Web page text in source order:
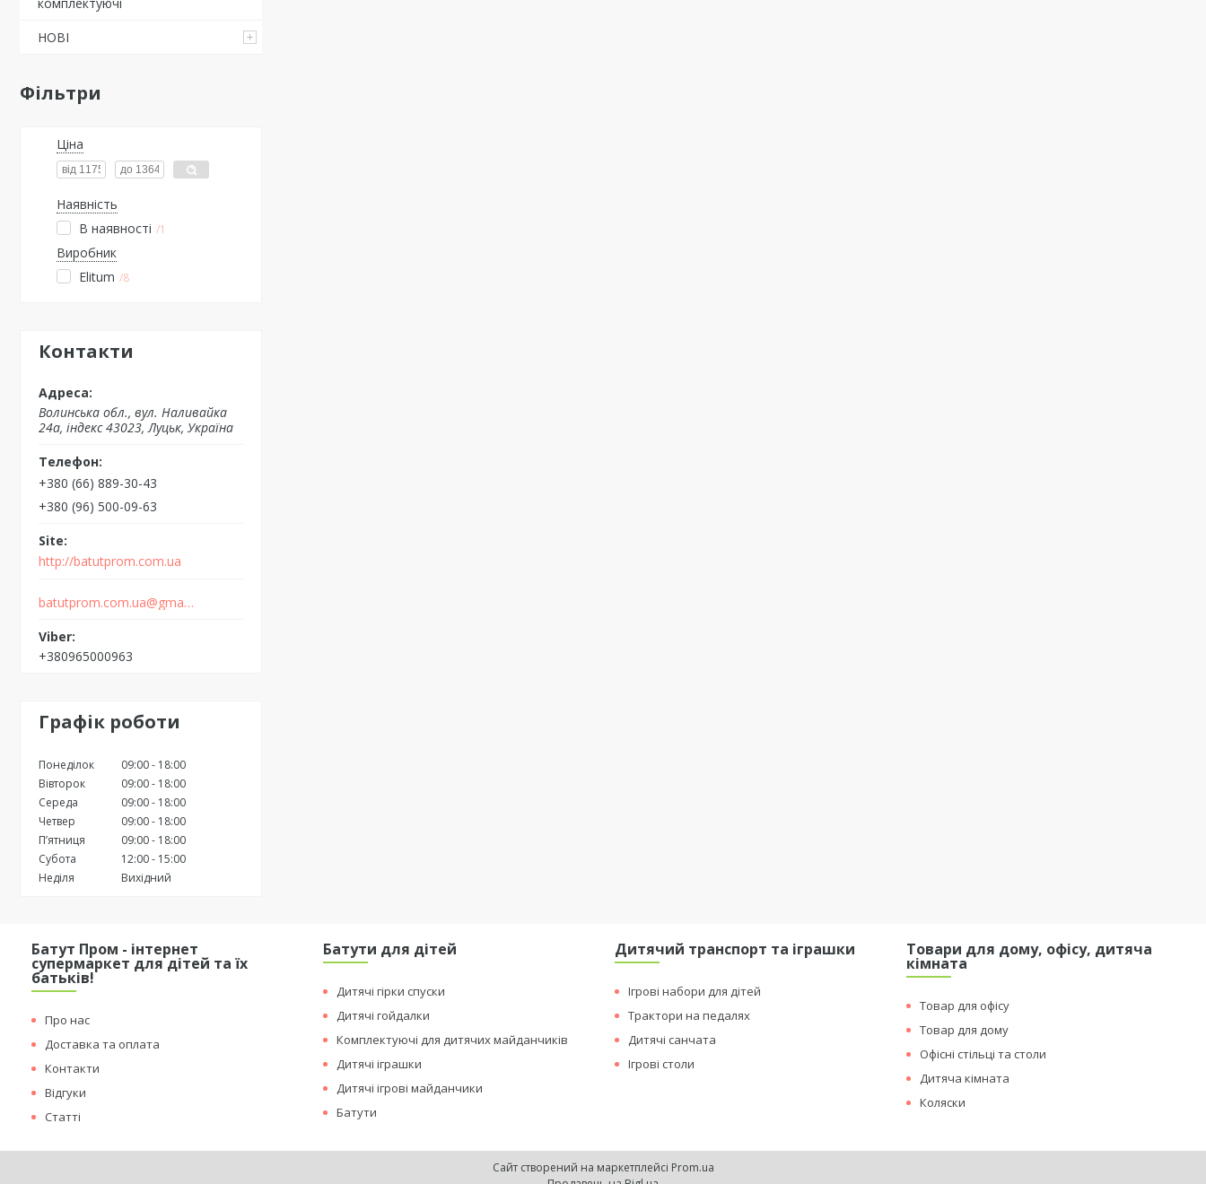
НОВІ
Фільтри
Ціна
Наявність
В наявності
1
Виробник
Elitum
8
Контакти
Волинська обл., вул. Наливайка
24а, індекс 43023, Луцьк, Україна
+380 (66) 889-30-43
+380 (96) 500-09-63
http://batutprom.com.ua
batutprom.com.ua@gmail.com
+380965000963
Графік роботи
Понеділок 09:00
18:00
Вівторок
09:00
18:00
Середа
09:00
18:00
Четвер
09:00
18:00
Пʼятниця
09:00
18:00
Субота
12:00
15:00
Неділя
Вихідний
Батут Пром - інтернет
супермаркет для дітей та їх
батьків!
Про нас
Доставка та оплата
Контакти
Відгуки
Статті
Батути для дітей
Дитячі гірки спуски
Дитячі гойдалки
Комплектуючі для дитячих майданчиків
Дитячі іграшки
Дитячі ігрові майданчики
Батути
Дитячий транспорт та іграшки
Ігрові набори для дітей
Трактори на педалях
Дитячі санчата
Ігрові столи
Товари для дому, офісу, дитяча
кімната
Товар для офісу
Товар для дому
Офісні стільці та столи
Дитяча кімната
Коляски
Сайт створений на маркетплейсі Prom.ua